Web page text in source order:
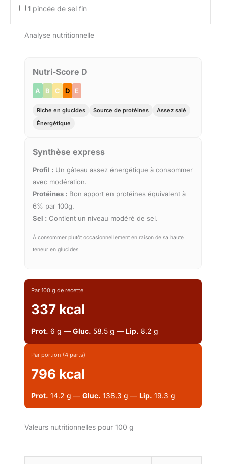
1 pincée de sel fin
Analyse nutritionnelle
Nutri-Score D
A B C D E
Riche en glucides Source de protéines
Assez salé
Énergétique
Synthèse express
Profil : Un gâteau assez énergétique à consommer
avec modération.
Protéines : Bon apport en protéines équivalent à
6% par 100g.
Sel : Contient un niveau modéré de sel.
À consommer plutôt occasionnellement en raison de sa haute
teneur en glucides.
Par 100 g de recette
337 kcal
Prot. 6 g — Gluc. 58.5 g — Lip. 8.2 g
Par portion (4 parts)
796 kcal
Prot. 14.2 g — Gluc. 138.3 g — Lip. 19.3 g
Valeurs nutritionnelles pour 100 g